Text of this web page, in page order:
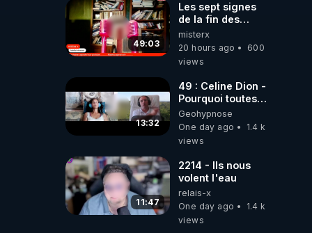
49:03
Les sept signes
de la fin des
temps selon
l’intervenant
misterx
20 hours ago
600
views
13:32
49 : Celine Dion -
Pourquoi toutes
ces rumeurs ?
Enquête sous
hypnose
Geohypnose
One day ago
1.4 k
views
11:47
2214 - Ils nous
volent l'eau
relais-x
One day ago
1.4 k
views